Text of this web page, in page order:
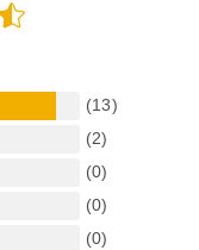
(13)
(2)
(0)
(0)
(0)